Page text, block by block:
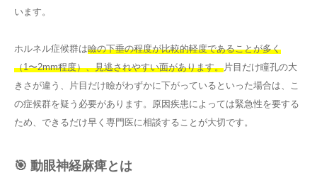
います。
ホルネル症候群は瞼の下垂の程度が比較的軽度であることが多く
（1〜2mm程度）、見逃されやすい面があります。片目だけ瞳孔の大
きさが違う、片目だけ瞼がわずかに下がっているといった場合は、こ
の症候群を疑う必要があります。原因疾患によっては緊急性を要する
ため、できるだけ早く専門医に相談することが大切です。
🎯 動眼神経麻痺とは